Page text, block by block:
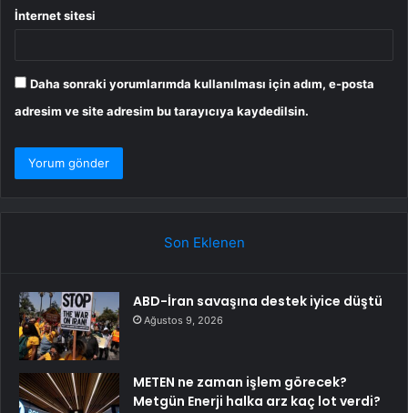
İnternet sitesi
Daha sonraki yorumlarımda kullanılması için adım, e-posta
adresim ve site adresim bu tarayıcıya kaydedilsin.
Son Eklenen
ABD-İran savaşına destek iyice düştü
Ağustos 9, 2026
METEN ne zaman işlem görecek?
Metgün Enerji halka arz kaç lot verdi?